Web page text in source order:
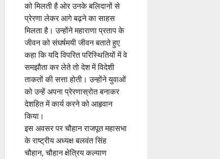
को मिलती है ओर उनके बलिदानों से
प्रेरणा लेकर आगे बढ़ने का साहस
मिलता है। उन्होंने महाराणा प्रताप के
जीवन को संघर्षमयी जीवन बताते हुए
कहा कि यदि विपरित परिस्थितियों में वे
समझौता कर लेते तो देश में विदेशी
ताकतों की सत्ता होती। उन्होंने युवाओं
को उन्हें अपना प्रेरणास्रोत बनाकर
देशहित में कार्य करने को आहृवान
किया।
इस अवसर पर चौहान राजपूत महासभा
के राष्ट्रीय अध्यक्ष बलवंत सिंह
चौहान, चौहान क्षेत्रिय कल्याण